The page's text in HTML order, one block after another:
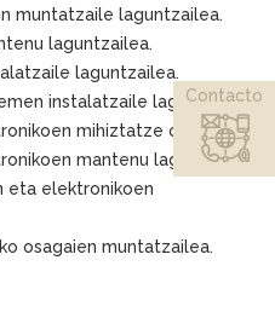
muntatzaile laguntzailea.
laguntzailea.
laguntzailea.
instalatzaile laguntzailea.
mihiztatze operadorea.
mantenu laguntzailea.
eta elektronikoen
osagaien muntatzailea.
Contacto